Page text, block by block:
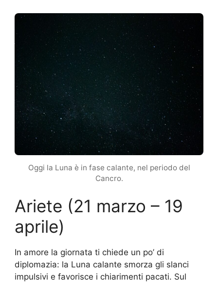
Oggi la Luna è in fase calante, nel periodo del
Cancro.
Ariete (21 marzo – 19
aprile)
In amore la giornata ti chiede un po’ di
diplomazia: la Luna calante smorza gli slanci
impulsivi e favorisce i chiarimenti pacati. Sul